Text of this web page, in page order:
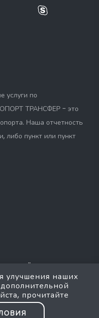
услуги по
ТРАНСФЕР - это
Наша отчетность
либо пункт или пункт
NÖ 2340
такси большой
улучшения наших
прочитайте